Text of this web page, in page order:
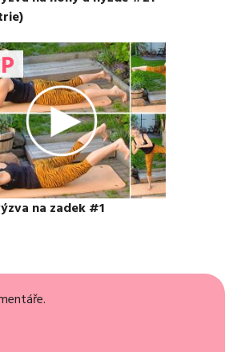
na zadek #1